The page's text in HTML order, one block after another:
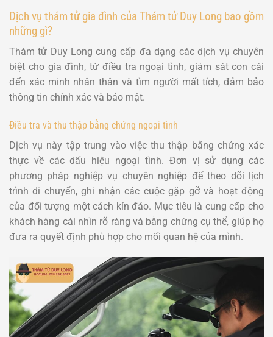
Dịch vụ thám tử gia đình của Thám tử Duy Long bao gồm
những gì?
Thám tử Duy Long cung cấp đa dạng các dịch vụ chuyên
biệt cho gia đình, từ điều tra ngoại tình, giám sát con cái
đến xác minh nhân thân và tìm người mất tích, đảm bảo
thông tin chính xác và bảo mật.
Điều tra và thu thập bằng chứng ngoại tình
Dịch vụ này tập trung vào việc thu thập bằng chứng xác
thực về các dấu hiệu ngoại tình. Đơn vị sử dụng các
phương pháp nghiệp vụ chuyên nghiệp để theo dõi lịch
trình di chuyển, ghi nhận các cuộc gặp gỡ và hoạt động
của đối tượng một cách kín đáo. Mục tiêu là cung cấp cho
khách hàng cái nhìn rõ ràng và bằng chứng cụ thể, giúp họ
đưa ra quyết định phù hợp cho mối quan hệ của mình.